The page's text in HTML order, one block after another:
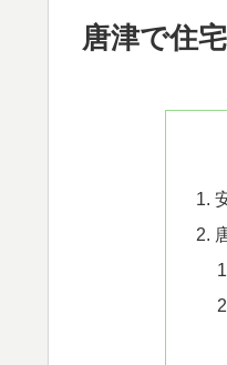
唐津で住